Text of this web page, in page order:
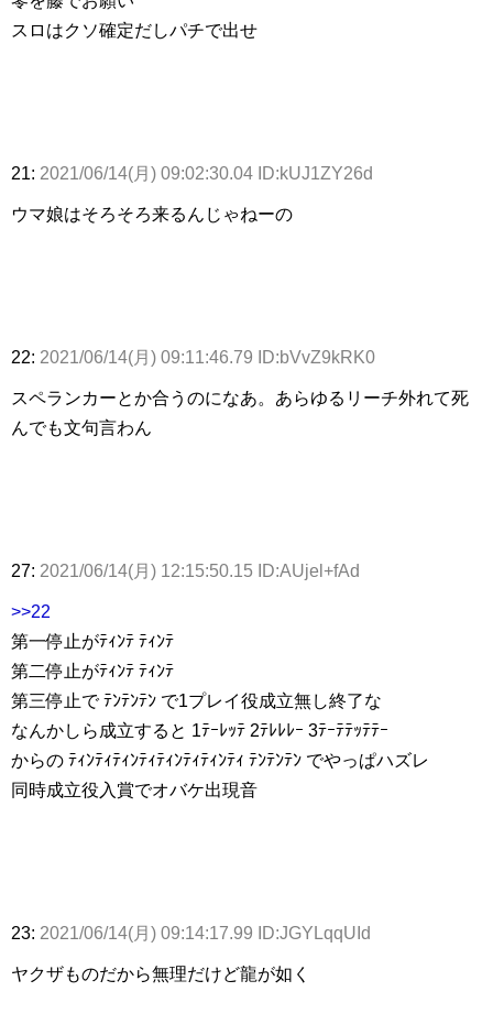
スロはクソ確定だしパチで出せ
21: 2021/06/14(月) 09:02:30.04 ID:kUJ1ZY26d
ウマ娘はそろそろ来るんじゃねーの
22: 2021/06/14(月) 09:11:46.79 ID:bVvZ9kRK0
スペランカーとか合うのになあ。あらゆるリーチ外れて死
んでも文句言わん
27: 2021/06/14(月) 12:15:50.15 ID:AUjel+fAd
>>22
第一停止がﾃｨﾝﾃ ﾃｨﾝﾃ
第二停止がﾃｨﾝﾃ ﾃｨﾝﾃ
第三停止で ﾃﾝﾃﾝﾃﾝ で1プレイ役成立無し終了な
なんかしら成立すると 1ﾃｰﾚｯﾃ 2ﾃﾚﾚﾚｰ 3ﾃｰﾃﾃｯﾃﾃｰ
からの ﾃｨﾝﾃｨﾃｨﾝﾃｨﾃｨﾝﾃｨﾃｨﾝﾃｨ ﾃﾝﾃﾝﾃﾝ でやっぱハズレ
同時成立役入賞でオバケ出現音
23: 2021/06/14(月) 09:14:17.99 ID:JGYLqqUId
ヤクザものだから無理だけど龍が如く